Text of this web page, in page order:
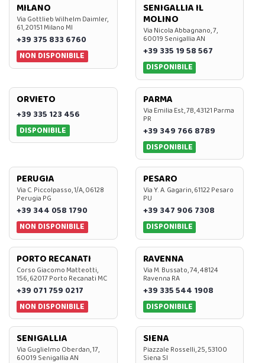
MILANO
Via Gottlieb Wilhelm Daimler,
61, 20151 Milano MI
+39 375 833 6760
NON DISPONIBILE
SENIGALLIA IL
MOLINO
Via Nicola Abbagnano, 7,
60019 Senigallia AN
+39 335 19 58 567
DISPONIBILE
ORVIETO
+39 335 123 456
DISPONIBILE
PARMA
Via Emilia Est, 7B, 43121 Parma
PR
+39 349 766 8789
DISPONIBILE
PERUGIA
Via C. Piccolpasso, 1/A, 06128
Perugia PG
+39 344 058 1790
NON DISPONIBILE
PESARO
Via Y. A. Gagarin, 61122 Pesaro
PU
+39 347 906 7308
DISPONIBILE
PORTO RECANATI
Corso Giacomo Matteotti,
156, 62017 Porto Recanati MC
+39 071 759 0217
NON DISPONIBILE
RAVENNA
Via M. Bussato, 74, 48124
Ravenna RA
+39 335 544 1908
DISPONIBILE
SENIGALLIA
Via Guglielmo Oberdan, 17,
60019 Senigallia AN
SIENA
Piazzale Rosselli, 25, 53100
Siena SI